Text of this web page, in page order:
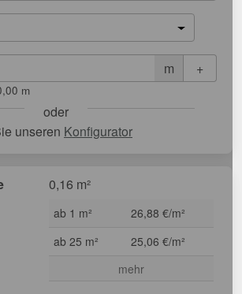
m +
m
oder
unseren Konfigurator
0,16 m²
ab 1 m²
26,88 €/m²
ab 25 m²
25,06 €/m²
mehr